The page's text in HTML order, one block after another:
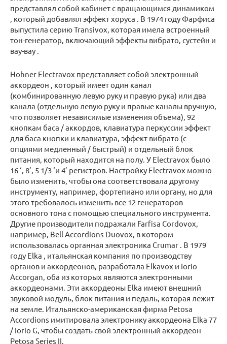
представлял собой кабинет с вращающимся динамиком
, который добавлял эффект хоруса . В 1974 году Фарфиса
выпустила серию Transivox, которая имела встроенный
тон-генератор, включающий эффекты вибрато, сустейн и
вау-вау .
Hohner Electravox представляет собой электронный
аккордеон , который имеет один канал
(комбинированную левую руку и правую рука) или два
канала (отдельную левую руку и правые каналы вручную,
что позволяет независимые изменения объема), 92
кнопкам баса / аккордов, клавиатура перкуссии эффект
для баса кнопки и клавиатура, эффект вибрато (с
опциями медленный / быстрый) и отдельный блок
питания, который находится на полу. У Electravox было
16 ‘, 8’, 5 1/3 ‘и 4’ регистров. Настройку Electravox можно
было изменить, чтобы она соответствовала другому
инструменту, например, фортепиано или органу, но для
этого требовалось изменить все 12 генераторов
основного тона с помощью специального инструмента.
Другие производители подражали Farfisa Cordovox,
например, Bell Accordions Duovox, в котором
использовалась органная электроника Crumar . В 1979
году Elka , итальянская компания по производству
органов и аккордеонов, разработала Elkavox и Iorio
Accorgan, оба из которых являются электронными
аккордеонами. Эти аккордеоны Elka имеют внешний
звуковой модуль, блок питания и педаль, которая лежит
на земле. Итальянско-американская фирма Petosa
Accordions имитировала электронику аккордеона Elka 77
/ Iorio G, чтобы создать свой электронный аккордеон
Petosa Series II.